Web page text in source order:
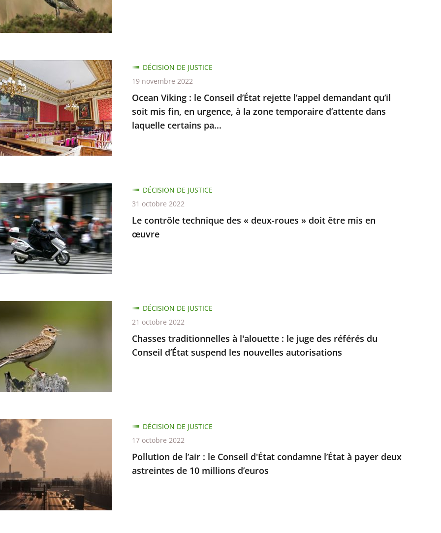
Ocean Viking : le Conseil d’État rejette l’appel demandant qu’il
soit mis fin, en urgence, à la zone temporaire d’attente dans
laquelle certains pa...
DÉCISION DE JUSTICE
19 novembre 2022
Le contrôle technique des « deux-roues » doit être mis en
œuvre
DÉCISION DE JUSTICE
31 octobre 2022
Chasses traditionnelles à l'alouette : le juge des référés du
Conseil d’État suspend les nouvelles autorisations
DÉCISION DE JUSTICE
21 octobre 2022
Pollution de l’air : le Conseil d'État condamne l’État à payer deux
astreintes de 10 millions d’euros
DÉCISION DE JUSTICE
17 octobre 2022